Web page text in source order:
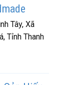
Tây, Xã
Tỉnh Thanh